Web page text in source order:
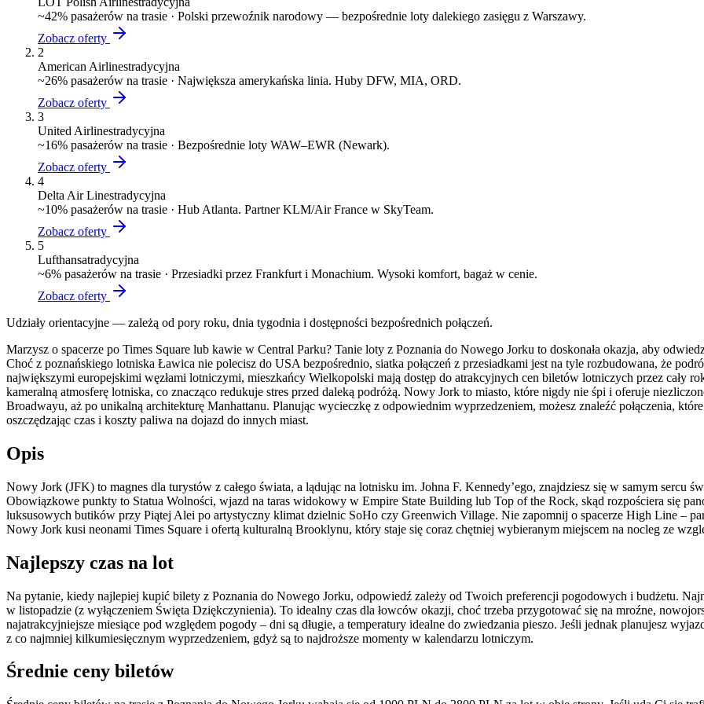
~42% pasażerów na trasie · Polski przewoźnik narodowy — bezpośrednie loty dalekiego zasięgu z Warszawy.
Zobacz oferty
2
American Airlinestradycyjna
~26% pasażerów na trasie · Największa amerykańska linia. Huby DFW, MIA, ORD.
Zobacz oferty
3
United Airlinestradycyjna
~16% pasażerów na trasie · Bezpośrednie loty WAW–EWR (Newark).
Zobacz oferty
4
Delta Air Linestradycyjna
~10% pasażerów na trasie · Hub Atlanta. Partner KLM/Air France w SkyTeam.
Zobacz oferty
5
Lufthansatradycyjna
~6% pasażerów na trasie · Przesiadki przez Frankfurt i Monachium. Wysoki komfort, bagaż w cenie.
Zobacz oferty
Udziały orientacyjne — zależą od pory roku, dnia tygodnia i dostępności bezpośrednich połączeń.
Marzysz o spacerze po Times Square lub kawie w Central Parku? Tanie loty z Poznania do Nowego Jorku to doskonała okazja, aby
Choć z poznańskiego lotniska Ławica nie polecisz do USA bezpośrednio, siatka połączeń z przesiadkami jest na tyle rozbudowana, że
największymi europejskimi węzłami lotniczymi, mieszkańcy Wielkopolski mają dostęp do atrakcyjnych cen biletów lotniczych przez cały
kameralną atmosferę lotniska, co znacząco redukuje stres przed daleką podróżą. Nowy Jork to miasto, które nigdy nie śpi i oferuje
Broadwayu, aż po unikalną architekturę Manhattanu. Planując wycieczkę z odpowiednim wyprzedzeniem, możesz znaleźć połączenia,
oszczędzając czas i koszty paliwa na dojazd do innych miast.
Opis
Nowy Jork (JFK) to magnes dla turystów z całego świata, a lądując na lotnisku im. Johna F. Kennedy’ego, znajdziesz się w samym sercu
Obowiązkowe punkty to Statua Wolności, wjazd na taras widokowy w Empire State Building lub Top of the Rock, skąd rozpościera się
luksusowych butików przy Piątej Alei po artystyczny klimat dzielnic SoHo czy Greenwich Village. Nie zapomnij o spacerze High Line –
Nowy Jork kusi neonami Times Square i ofertą kulturalną Brooklynu, który staje się coraz chętniej wybieranym miejscem na nocleg ze
Najlepszy czas na lot
Na pytanie, kiedy najlepiej kupić bilety z Poznania do Nowego Jorku, odpowiedź zależy od Twoich preferencji pogodowych i budżetu.
w listopadzie (z wyłączeniem Święta Dziękczynienia). To idealny czas dla łowców okazji, choć trzeba przygotować się na mroźne,
najatrakcyjniejsze miesiące pod względem pogody – dni są długie, a temperatury idealne do zwiedzania pieszo. Jeśli jednak planujesz
z co najmniej kilkumiesięcznym wyprzedzeniem, gdyż są to najdroższe momenty w kalendarzu lotniczym.
Średnie ceny biletów